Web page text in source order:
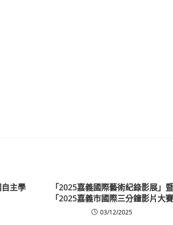
主學
「2025嘉義國際藝術紀錄影展」暨
「2025嘉義市國際三分鐘影片大賽
03/12/2025